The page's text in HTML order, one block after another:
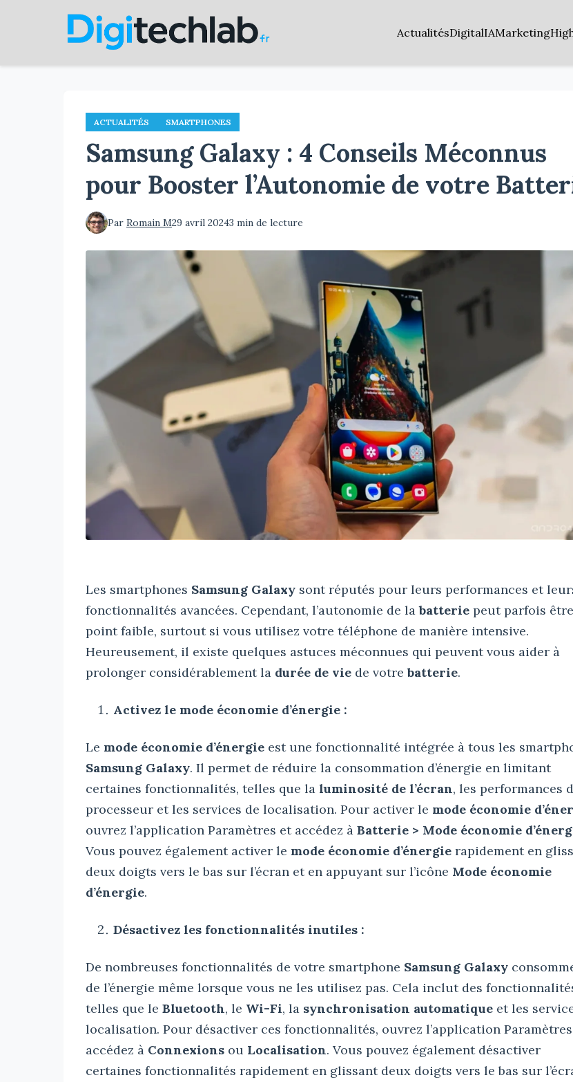
ActualitésDigitalIAMarketing
ACTUALITÉS SMARTPHONES
Samsung Galaxy : 4 Conseils Méconnus
pour Booster l’Autonomie de votre
Par Romain M29 avril 20243 min de lecture
Les smartphones Samsung Galaxy sont réputés pour leurs performances et
fonctionnalités avancées. Cependant, l’autonomie de labatterie peut parfois
point faible, surtout si vous utilisez votre téléphone de manière intensive.
Heureusement, il existe quelques astuces méconnues qui peuvent vous aider à
prolonger considérablement la durée de vie de votrebatterie.
Activez le mode économie d’énergie :
Le mode économie d’énergie est une fonctionnalité intégrée à tous les
Samsung Galaxy. Il permet de réduire la consommation d’énergie en limitant
certaines fonctionnalités, telles que la luminosité de l’écran, les performances
processeur et les services de localisation. Pour activer le mode économie
ouvrez l’application Paramètres et accédez à Batterie > Mode économie
Vous pouvez également activer le mode économie d’énergie rapidement en
deux doigts vers le bas sur l’écran et en appuyant sur l’icône Mode économie
d’énergie.
Désactivez les fonctionnalités inutiles :
De nombreuses fonctionnalités de votre smartphone Samsung Galaxy
de l’énergie même lorsque vous ne les utilisez pas. Cela inclut des
telles que le Bluetooth, le Wi-Fi, la synchronisation automatique et les
localisation. Pour désactiver ces fonctionnalités, ouvrez l’application
accédez à Connexions ou Localisation. Vous pouvez également désactiver
certaines fonctionnalités rapidement en glissant deux doigts vers le bas sur